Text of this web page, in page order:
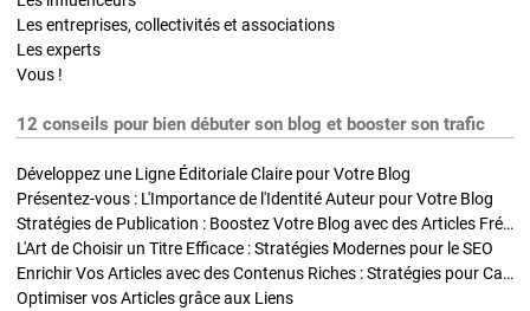
Les entreprises, collectivités et associations
Les experts
Vous !
12 conseils pour bien débuter son blog et booster son trafic
Développez une Ligne Éditoriale Claire pour Votre Blog
Présentez-vous : L'Importance de l'Identité Auteur pour Votre Blog
Stratégies de Publication : Boostez Votre Blog avec des Articles Fréquents et Exclusifs
L'Art de Choisir un Titre Efficace : Stratégies Modernes pour le SEO
Enrichir Vos Articles avec des Contenus Riches : Stratégies pour Captiver et Optimiser
Optimiser vos Articles grâce aux Liens